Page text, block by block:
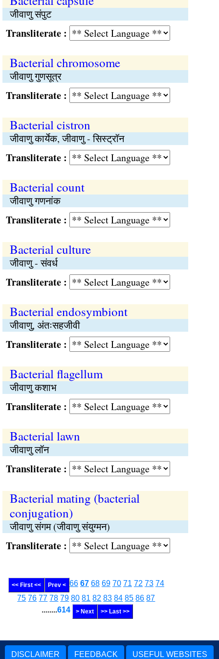
जीवाणु संपुट
:
Bacterial chromosome
जीवाणु गुणसूत्र
:
Bacterial cistron
जीवाणु कार्येक, जीवाणु - सिस्ट्रॉन
:
Bacterial count
जीवाणु गणनांक
:
Bacterial culture
जीवाणु - संवर्ध
:
Bacterial endosymbiont
जीवाणु, अंतःसहजीवी
:
Bacterial flagellum
जीवाणु कशाभ
:
Bacterial lawn
जीवाणु लॉन
:
Bacterial mating (bacterial
conjugation)
जीवाणु संगम (जीवाणु संयुग्मन)
:
<< First << Prev < 66 67 68 69 70 71 72 73 74
75 76 77 78 79 80 81 82 83 84 85 86 87
........614 > Next >> Last >>
DISCLAIMER FEEDBACK USEFUL WEBSITES